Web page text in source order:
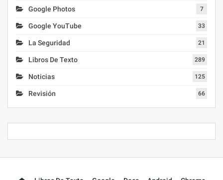
Google Photos 7
Google YouTube 33
La Seguridad 21
Libros De Texto 289
Noticias 125
Revisión 66